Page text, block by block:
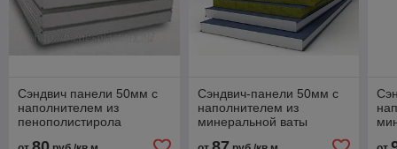
Сэндвич панели 50мм с
наполнителем из
пенополистирола
Сэндвич-панели 50мм с
наполнителем из
минеральной ваты